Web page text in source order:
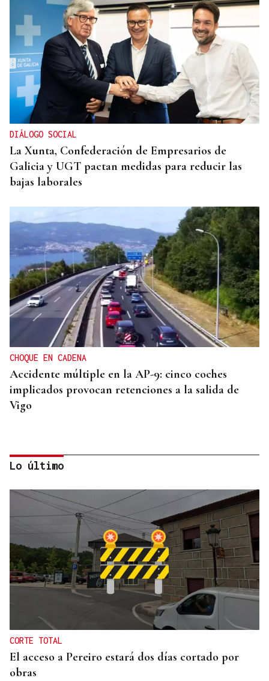
DIÁLOGO SOCIAL
La Xunta, Confederación de Empresarios de
Galicia y UGT pactan medidas para reducir las
bajas laborales
CHOQUE EN CADENA
Accidente múltiple en la AP-9: cinco coches
implicados provocan retenciones a la salida de
Vigo
INCUMPLIMIENTO LEGAL
Turismo veta la “Ruta del Narcotráfico” de
Laureano Oubiña por no cumplir con la Ley de
Turismo de Galicia
Lo último
CORTE TOTAL
El acceso a Pereiro estará dos días cortado por
obras